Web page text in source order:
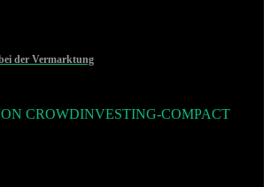
der Vermarktung
CROWDINVESTING-COMPACT